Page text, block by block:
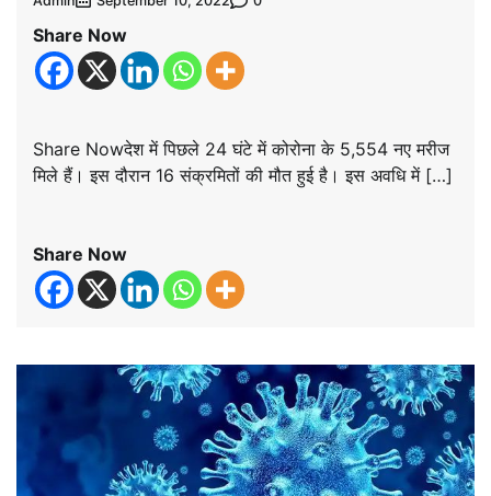
Share Now
Share Nowदेश में पिछले 24 घंटे में कोरोना के 5,554 नए मरीज
मिले हैं। इस दौरान 16 संक्रमितों की मौत हुई है। इस अवधि में […]
Share Now